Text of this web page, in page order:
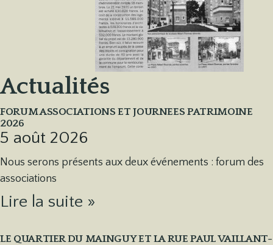
Actualités
FORUM ASSOCIATIONS ET JOURNEES PATRIMOINE
2026
5 août 2026
Nous serons présents aux deux événements : forum des
associations
Lire la suite »
LE QUARTIER DU MAINGUY ET LA RUE PAUL VAILLANT-